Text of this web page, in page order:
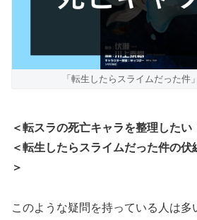
「転生したらスライムだった件
＜転スラの死亡キャラを整理したい
＜転生したらスライムだった件の伏
＞
このような疑問を持っている人は多